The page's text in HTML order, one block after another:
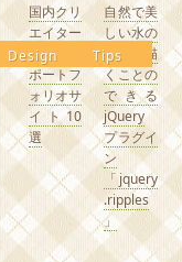
む
Design
国内クリ
エイター
の素敵な
ポートフ
ォリオサ
イト10
選
Tips
自然で美
しい水の
波紋を描
くことの
できる
jQuery
プラグイ
ン
「jquery
.ripples
」